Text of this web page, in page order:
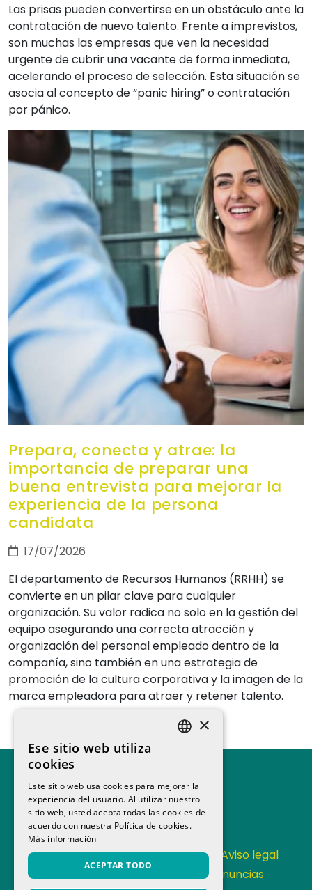
Las prisas pueden convertirse en un obstáculo ante la
contratación de nuevo talento. Frente a imprevistos,
son muchas las empresas que ven la necesidad
urgente de cubrir una vacante de forma inmediata,
acelerando el proceso de selección. Esta situación se
asocia al concepto de “panic hiring” o contratación
por pánico.
Prepara, conecta y atrae: la
importancia de preparar una
buena entrevista para mejorar la
experiencia de la persona
candidata
17/07/2026
El departamento de Recursos Humanos (RRHH) se
convierte en un pilar clave para cualquier
organización. Su valor radica no solo en la gestión del
equipo asegurando una correcta atracción y
organización del personal empleado dentro de la
compañía, sino también en una estrategia de
promoción de la cultura corporativa y la imagen de la
marca empleadora para atraer y retener talento.
Contacta Política de Privacidad
Aviso legal
Canal de denuncias
×
Ese sitio web utiliza
cookies
Este sitio web usa cookies para mejorar la
experiencia del usuario. Al utilizar nuestro
sitio web, usted acepta todas las cookies de
acuerdo con nuestra Política de cookies.
Más información
ACEPTAR TODO